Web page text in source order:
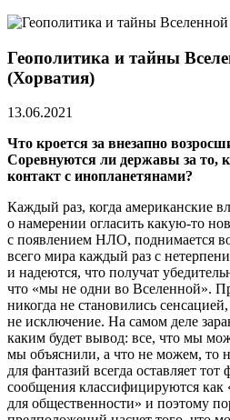
Геополитика и тайны
(Хорватия)
13.06.2021
Что кроется за внезапно
Соревнуются ли державы за то,
контакт с инопланетянами?
Каждый раз, когда американские
о намерении огласить какую-то
с появлением НЛО, поднимается
всего мира каждый раз с
и надеются, что получат
что «мы не одни во Вселенной».
никогда не становились
не исключение. На самом деле
каким будет вывод: все, что мы
мы объяснили, а что не можем, то
для фантазий всегда оставляет тот
сообщения классифицируются как
для общественности» и поэтому